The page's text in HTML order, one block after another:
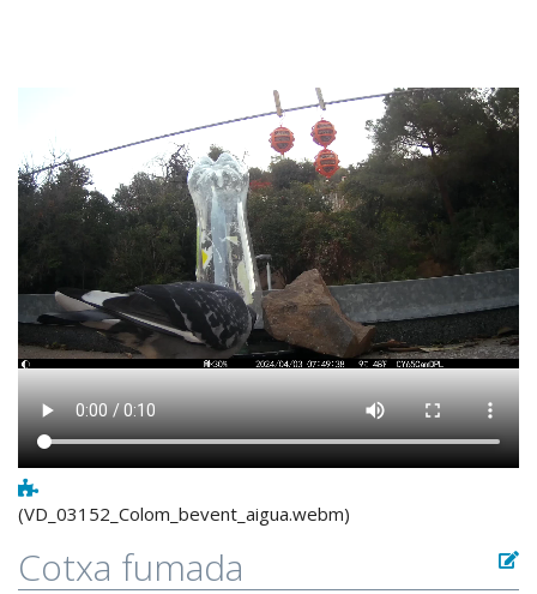
(VD_03152_Colom_bevent_aigua.webm)
Cotxa fumada